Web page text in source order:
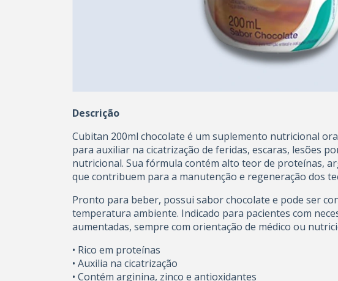
Descrição
Cubitan 200ml chocolate é um suplemento nutricional
para auxiliar na cicatrização de feridas, escaras, lesões
nutricional. Sua fórmula contém alto teor de proteínas,
que contribuem para a manutenção e regeneração dos
Pronto para beber, possui sabor chocolate e pode ser
temperatura ambiente. Indicado para pacientes com
aumentadas, sempre com orientação de médico ou
• Rico em proteínas
• Auxilia na cicatrização
• Contém arginina, zinco e antioxidantes